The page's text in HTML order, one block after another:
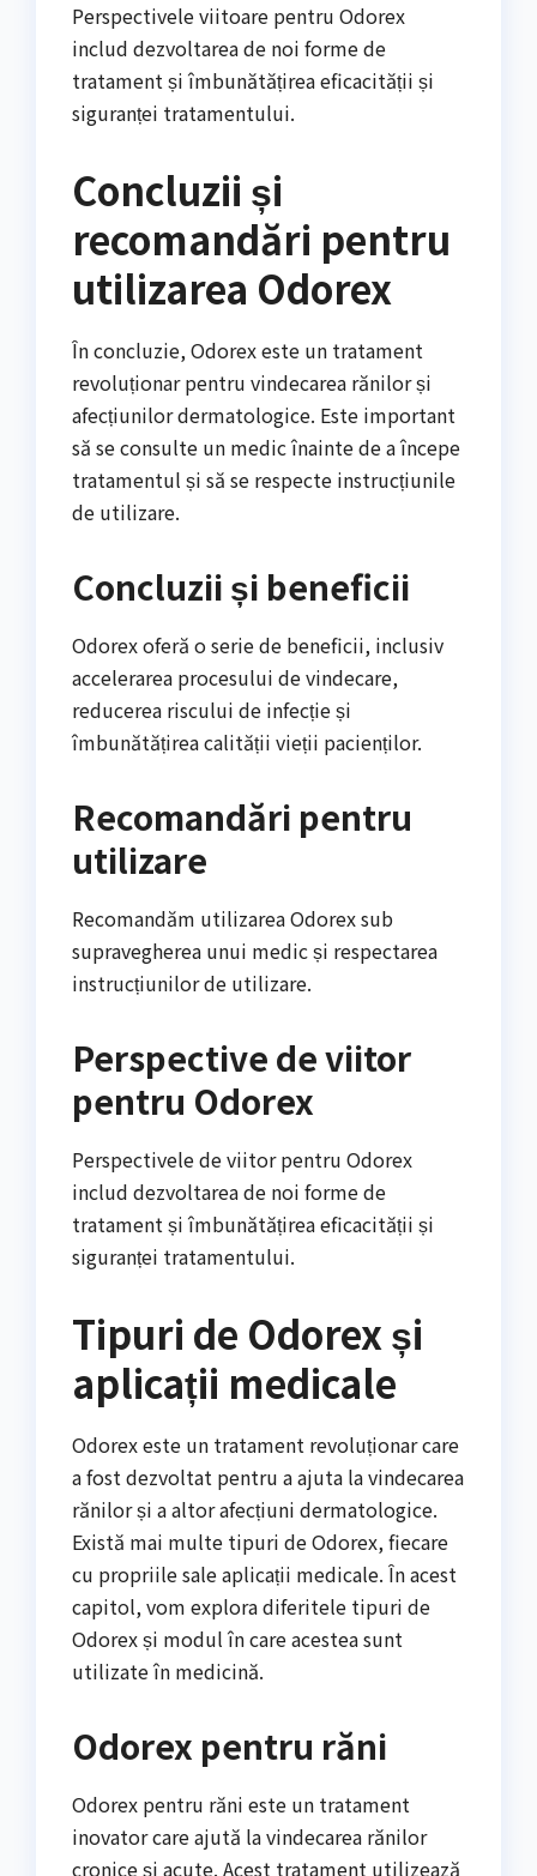
Perspectivele viitoare pentru Odorex
includ dezvoltarea de noi forme de
tratament și îmbunătățirea eficacității și
siguranței tratamentului.
Concluzii și
recomandări pentru
utilizarea Odorex
În concluzie, Odorex este un tratament
revoluționar pentru vindecarea rănilor și
afecțiunilor dermatologice. Este important
să se consulte un medic înainte de a începe
tratamentul și să se respecte instrucțiunile
de utilizare.
Concluzii și beneficii
Odorex oferă o serie de beneficii, inclusiv
accelerarea procesului de vindecare,
reducerea riscului de infecție și
îmbunătățirea calității vieții pacienților.
Recomandări pentru
utilizare
Recomandăm utilizarea Odorex sub
supravegherea unui medic și respectarea
instrucțiunilor de utilizare.
Perspective de viitor
pentru Odorex
Perspectivele de viitor pentru Odorex
includ dezvoltarea de noi forme de
tratament și îmbunătățirea eficacității și
siguranței tratamentului.
Tipuri de Odorex și
aplicații medicale
Odorex este un tratament revoluționar care
a fost dezvoltat pentru a ajuta la vindecarea
rănilor și a altor afecțiuni dermatologice.
Există mai multe tipuri de Odorex, fiecare
cu propriile sale aplicații medicale. În acest
capitol, vom explora diferitele tipuri de
Odorex și modul în care acestea sunt
utilizate în medicină.
Odorex pentru răni
Odorex pentru răni este un tratament
inovator care ajută la vindecarea rănilor
cronice și acute. Acest tratament utilizează